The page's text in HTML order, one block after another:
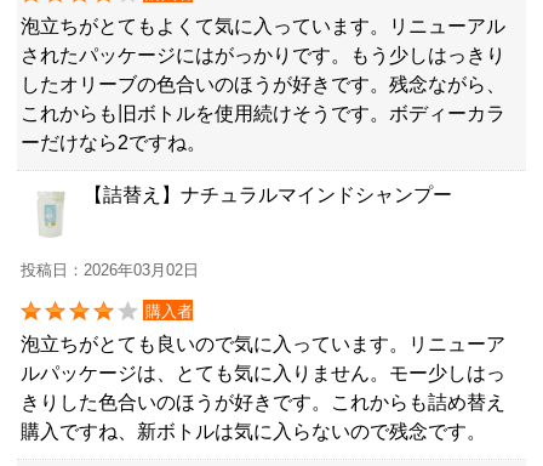
泡立ちがとてもよくて気に入っています。リニューアル
されたパッケージにはがっかりです。もう少しはっきり
したオリーブの色合いのほうが好きです。残念ながら、
これからも旧ボトルを使用続けそうです。ボディーカラ
ーだけなら2ですね。
【詰替え】ナチュラルマインドシャンプー
投稿日：2026年03月02日
購入者
泡立ちがとても良いので気に入っています。リニューア
ルパッケージは、とても気に入りません。モー少しはっ
きりした色合いのほうが好きです。これからも詰め替え
購入ですね、新ボトルは気に入らないので残念です。